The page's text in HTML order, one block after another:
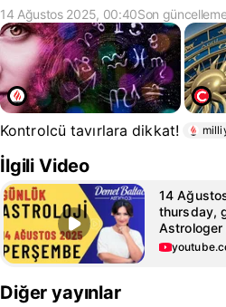
14 Ağustos 2025, 00:40Son
Kontrolcü tavırlara dikkat!
İlgili Video
14
thursday,
Astrologer
horoscope
Diğer yayınlar